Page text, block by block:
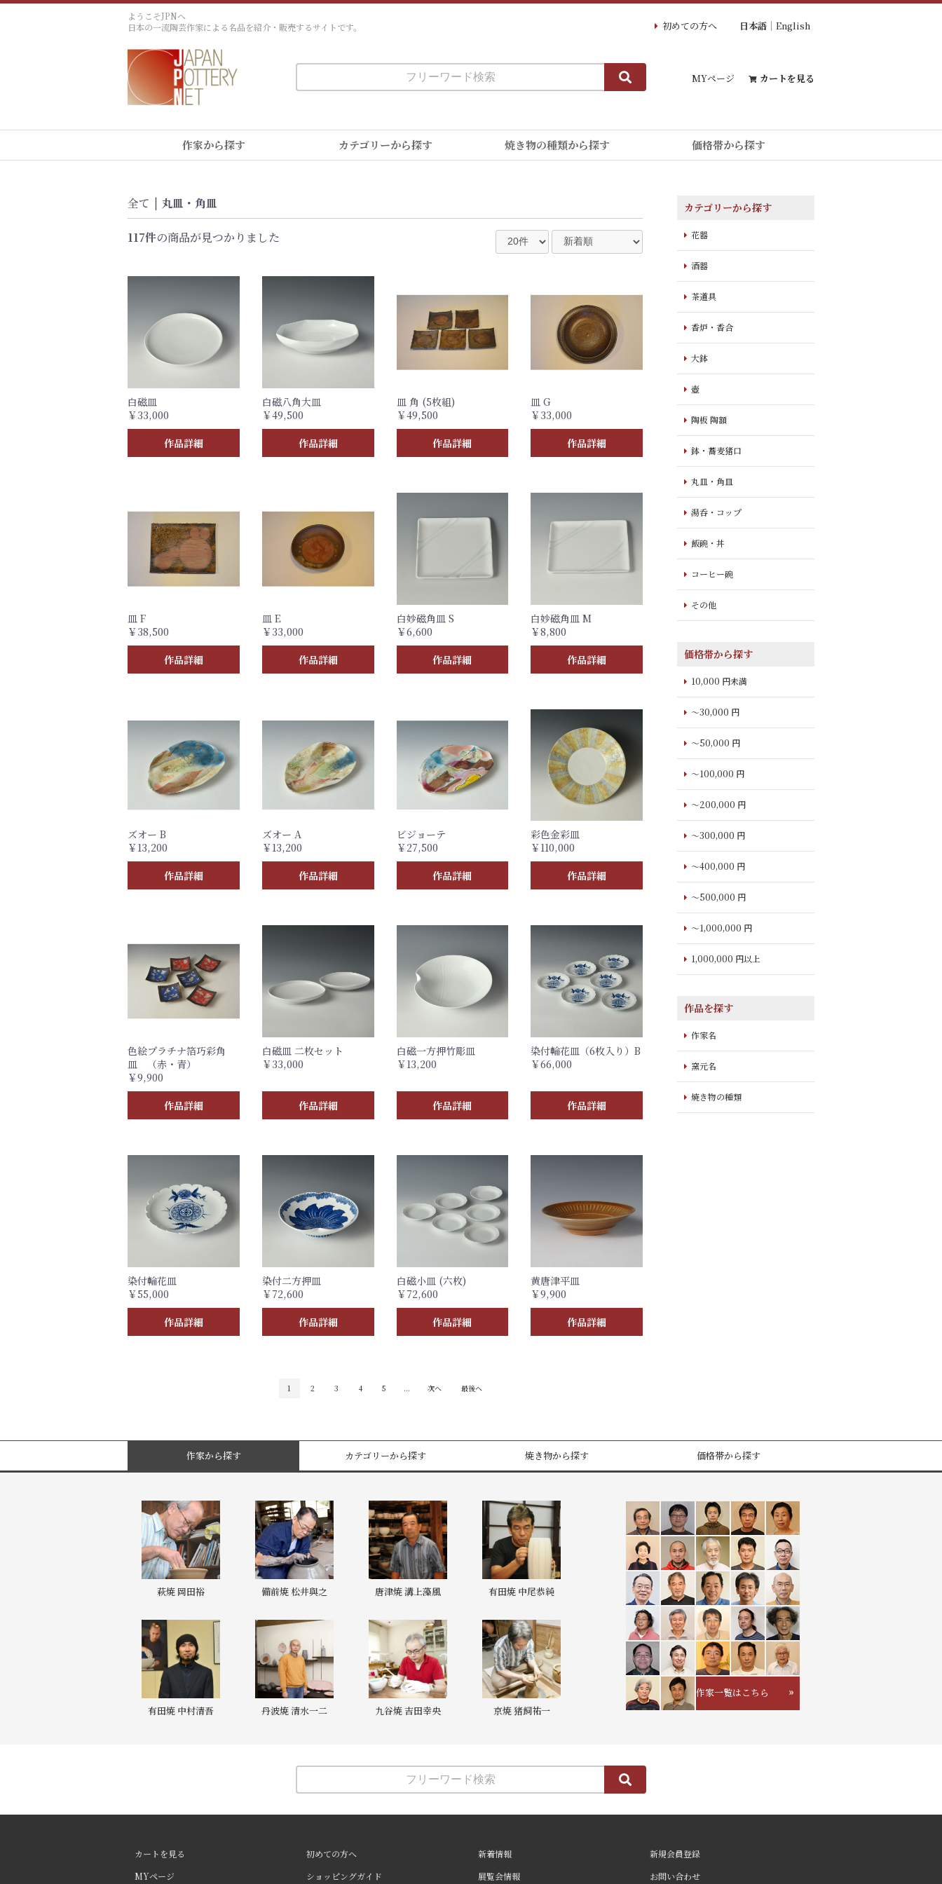
ようこそJPNへ
日本の一流陶芸作家による名品を紹介・販売するサイトです。
初めての方へ 日本語 English
MYページ カートを見る
作家から探す カテゴリーから探す 焼き物の種類から探す 価格帯から探す
全て | 丸皿・角皿
117件の商品が見つかりました
白磁皿
￥33,000
作品詳細
白磁八角大皿
￥49,500
作品詳細
皿 角 (5枚組)
￥49,500
作品詳細
皿 G
￥33,000
作品詳細
皿 F
￥38,500
作品詳細
皿 E
￥33,000
作品詳細
白妙磁角皿 S
￥6,600
作品詳細
白妙磁角皿 M
￥8,800
作品詳細
ズオー B
￥13,200
作品詳細
ズオー A
￥13,200
作品詳細
ビジョーテ
￥27,500
作品詳細
彩色金彩皿
￥110,000
作品詳細
色絵プラチナ箔巧彩角
皿 （赤・青）
￥9,900
作品詳細
白磁皿 二枚セット
￥33,000
作品詳細
白磁一方押竹彫皿
￥13,200
作品詳細
染付輪花皿（6枚入り）B
￥66,000
作品詳細
染付輪花皿
￥55,000
作品詳細
染付二方押皿
￥72,600
作品詳細
白磁小皿 (六枚)
￥72,600
作品詳細
黄唐津平皿
￥9,900
作品詳細
1 2 3 4 5 ... 次へ 最後へ
カテゴリーから探す
花器
酒器
茶道具
香炉・香合
大鉢
壺
陶板 陶額
鉢・蕎麦猪口
丸皿・角皿
湯呑・コップ
飯碗・丼
コーヒー碗
その他
価格帯から探す
10,000 円未満
～30,000 円
～50,000 円
～100,000 円
～200,000 円
～300,000 円
～400,000 円
～500,000 円
～1,000,000 円
1,000,000 円以上
作品を探す
作家名
窯元名
焼き物の種類
作家から探す カテゴリーから探す 焼き物から探す 価格帯から探す
萩焼 岡田裕 備前焼 松井與之 唐津焼 溝上藻風 有田焼 中尾恭純
有田焼 中村清吾 丹波焼 清水一二 九谷焼 吉田幸央 京焼 猪飼祐一
作家一覧はこちら
カートを見る
MYページ
初めての方へ
ショッピングガイド
新着情報
展覧会情報
新規会員登録
お問い合わせ